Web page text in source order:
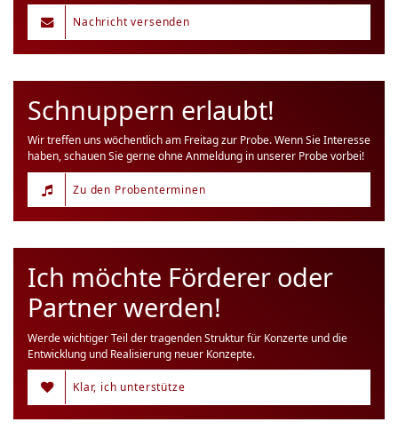
Nachricht versenden
Schnuppern erlaubt!
Wir treffen uns wöchentlich am Freitag zur Probe. Wenn Sie Interesse
haben, schauen Sie gerne ohne Anmeldung in unserer Probe vorbei!
Zu den Probenterminen
Ich möchte Förderer oder
Partner werden!
Werde wichtiger Teil der tragenden Struktur für Konzerte und die
Entwicklung und Realisierung neuer Konzepte.
Klar, ich unterstütze